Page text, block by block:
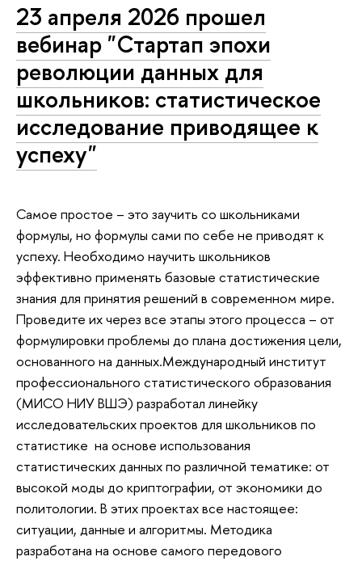
23 апреля 2026 прошел
вебинар "Стартап эпохи
революции данных для
школьников: статистическое
исследование приводящее к
успеху"
Самое простое – это заучить со школьниками
формулы, но формулы сами по себе не приводят к
успеху. Необходимо научить школьников
эффективно применять базовые статистические
знания для принятия решений в современном мире.
Проведите их через все этапы этого процесса – от
формулировки проблемы до плана достижения цели,
основанного на данных.Международный институт
профессионального статистического образования
(МИСО НИУ ВШЭ) разработал линейку
исследовательских проектов для школьников по
статистике на основе использования
статистических данных по различной тематике: от
высокой моды до криптографии, от экономики до
политологии. В этих проектах все настоящее:
ситуации, данные и алгоритмы. Методика
разработана на основе самого передового